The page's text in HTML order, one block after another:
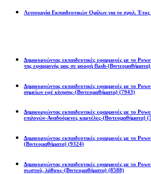
Λειτουργία Εκπαιδευτικών Ομίλων για το σχολ.
Δημιουργώντας εκπαιδευτικές εφαρμογές με το
της εφαρμογής μας σε μορφή flash-(Βιντεομαθήματα)
Δημιουργώντας εκπαιδευτικές εφαρμογές με το
σημείων εφέ κίνησης-(Βιντεομαθήματα) (7943)
Δημιουργώντας εκπαιδευτικές εφαρμογές με το
επιλογών-Αναδυόμενες καρτέλες-(Βιντεομαθήματα)
Δημιουργώντας εκπαιδευτικές εφαρμογές με το
(Βιντεομαθήματα) (9324)
Δημιουργώντας εκπαιδευτικές εφαρμογές με το
σωστού, λάθους-(Βιντεομαθήματα) (8588)